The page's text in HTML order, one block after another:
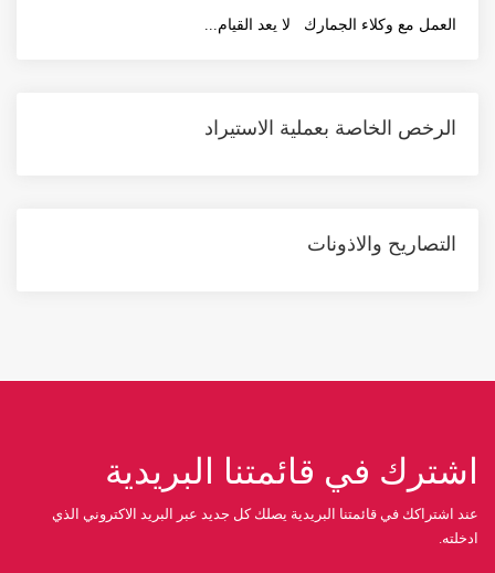
العمل مع وكلاء الجمارك لا يعد القيام...
الرخص الخاصة بعملية الاستيراد
التصاريح والاذونات
اشترك في قائمتنا البريدية
عند اشتراكك في قائمتنا البريدية يصلك كل جديد عبر البريد الاكتروني الذي
ادخلته.